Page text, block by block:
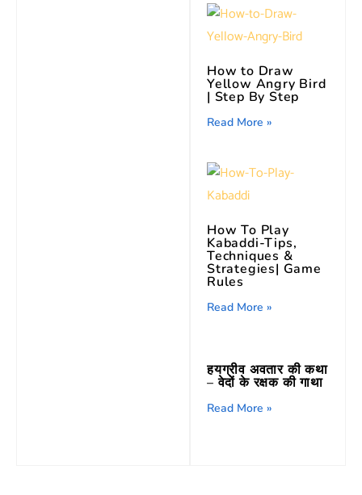
How to Draw
Yellow Angry Bird
| Step By Step
Read More »
How To Play
Kabaddi-Tips,
Techniques &
Strategies| Game
Rules
Read More »
हयग्रीव अवतार की कथा
– वेदों के रक्षक की गाथा
Read More »